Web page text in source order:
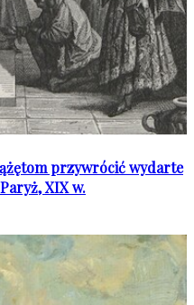
przywrócić wydarte
XIX w.